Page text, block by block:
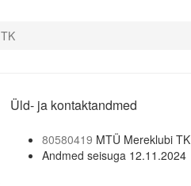
Üld- ja kontaktandmed
80580419 MTÜ Mereklubi TK
Andmed seisuga 12.11.2024